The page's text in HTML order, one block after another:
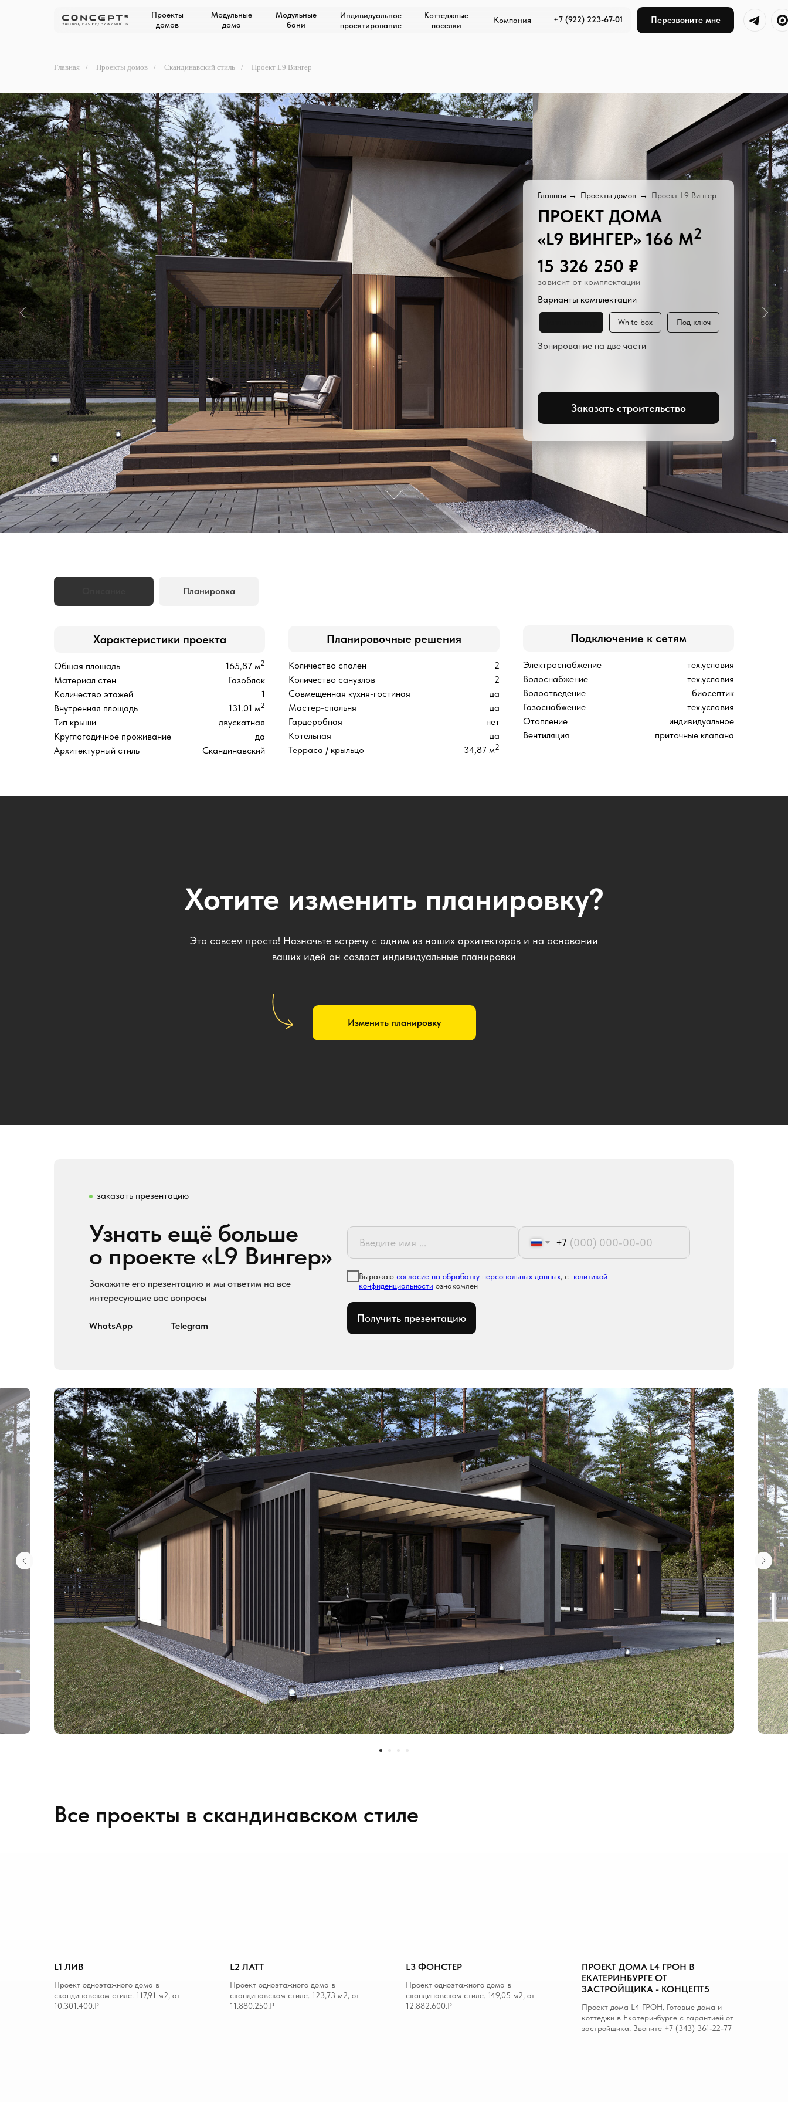
Перезвоните мне
+7 (922) 223-67-01
Проекты
домов
Модульные
бани
Модульные
дома
Индивидуальное
проектирование
Коттеджные
поселки
Компания
Главная / Проекты домов / Скандинавский стиль / Проект L9 Вингер
ПРОЕКТ ДОМА
«L9 ВИНГЕР» 166 М2
зависит от комплектации
15 326 250 ₽
Варианты комплектации
Заказать строительство
Зонирование на две части
Под ключ
White box
Главная Проекты домов
→ Проект L9 Вингер
→
Планировка
Характеристики проекта
Общая площадь
Материал стен
Количество этажей
Внутренняя площадь
Тип крыши
Круглогодичное проживание
Архитектурный стиль
165,87 м2
Газоблок
1
131.01 м2
двускатная
да
Скандинавский
Планировочные решения
Количество спален
Количество санузлов
Совмещенная кухня-гостиная
Мастер-спальня
Гардеробная
Котельная
Терраса / крыльцо
2
2
да
да
нет
да
34,87 м2
Подключение к сетям
Электроснабжение
Водоснабжение
Водоотведение
Газоснабжение
Отопление
Вентиляция
тех.условия
тех.условия
биосептик
тех.условия
индивидуальное
приточные клапана
Хотите изменить планировку?
Это совсем просто! Назначьте встречу с одним из наших архитекторов и на основании
ваших идей он создаст индивидуальные планировки
Изменить планировку
Узнать ещё больше
о проекте «L9 Вингер»
Закажите его презентацию и мы ответим на все
интересующие вас вопросы
WhatsApp Telegram
заказать презентацию
+7
Выражаю согласие на обработку персональных данных, с политикой
конфиденциальности ознакомлен
Получить презентацию
Все проекты в скандинавском стиле
L1 ЛИВ
Проект одноэтажного дома в
скандинавском стиле. 117,91 м2, от
10.301.400.Р
L2 ЛАТТ
Проект одноэтажного дома в
скандинавском стиле. 123,73 м2, от
11.880.250.Р
L3 ФОНСТЕР
Проект одноэтажного дома в
скандинавском стиле. 149,05 м2, от
12.882.600.Р
ПРОЕКТ ДОМА L4 ГРОН В
ЕКАТЕРИНБУРГЕ ОТ
ЗАСТРОЙЩИКА - КОНЦЕПТ5
Проект дома L4 ГРОН. Готовые дома и
коттеджи в Екатеринбурге с гарантией от
застройщика. Звоните +7 (343) 361-22-77